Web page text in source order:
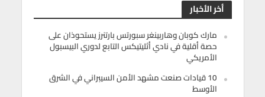
أخر الأخبار
مارك كوبان وهاربينغر سبورتس بارتنرز يستحوذان على
حصة أقلية في نادي أثليتيكس التابع لدوري البيسبول
الأمريكي
10 قيادات صنعت مشهد الأمن السيبراني في الشرق
الأوسط